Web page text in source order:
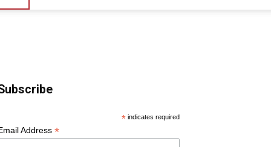
* indicates required
Address *